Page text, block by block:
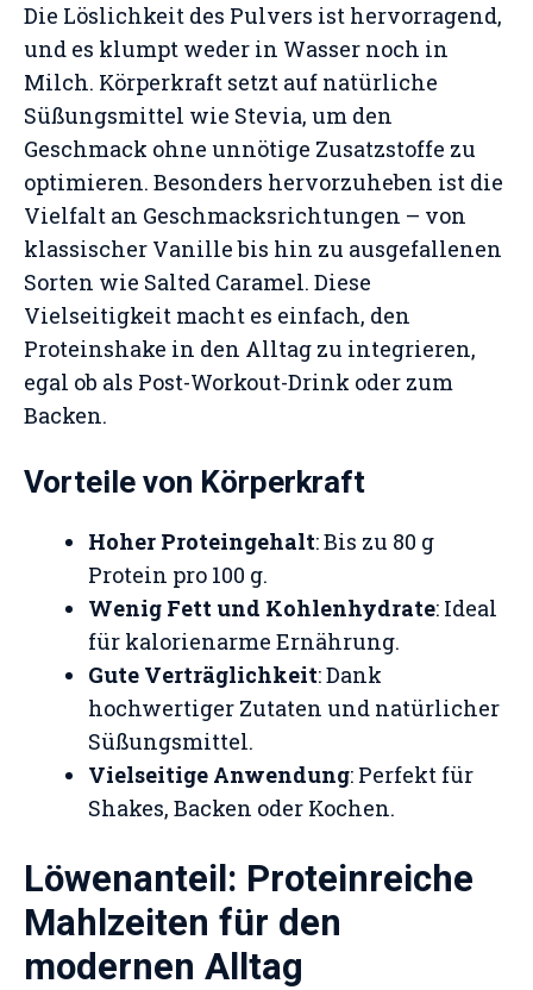
Die Löslichkeit des Pulvers ist hervorragend,
und es klumpt weder in Wasser noch in
Milch. Körperkraft setzt auf natürliche
Süßungsmittel wie Stevia, um den
Geschmack ohne unnötige Zusatzstoffe zu
optimieren. Besonders hervorzuheben ist die
Vielfalt an Geschmacksrichtungen – von
klassischer Vanille bis hin zu ausgefallenen
Sorten wie Salted Caramel. Diese
Vielseitigkeit macht es einfach, den
Proteinshake in den Alltag zu integrieren,
egal ob als Post-Workout-Drink oder zum
Backen.
Vorteile von Körperkraft
Hoher Proteingehalt: Bis zu 80 g
Protein pro 100 g.
Wenig Fett und Kohlenhydrate: Ideal
für kalorienarme Ernährung.
Gute Verträglichkeit: Dank
hochwertiger Zutaten und natürlicher
Süßungsmittel.
Vielseitige Anwendung: Perfekt für
Shakes, Backen oder Kochen.
Löwenanteil: Proteinreiche
Mahlzeiten für den
modernen Alltag